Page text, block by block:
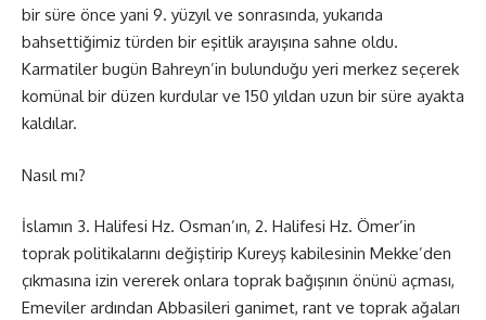
bir süre önce yani 9. yüzyıl ve sonrasında, yukarıda
bahsettiğimiz türden bir eşitlik arayışına sahne oldu.
Karmatiler bugün Bahreyn’in bulunduğu yeri merkez seçerek
komünal bir düzen kurdular ve 150 yıldan uzun bir süre ayakta
kaldılar.
Nasıl mı?
İslamın 3. Halifesi Hz. Osman’ın, 2. Halifesi Hz. Ömer’in
toprak politikalarını değiştirip Kureyş kabilesinin Mekke’den
çıkmasına izin vererek onlara toprak bağışının önünü açması,
Emeviler ardından Abbasileri ganimet, rant ve toprak ağaları